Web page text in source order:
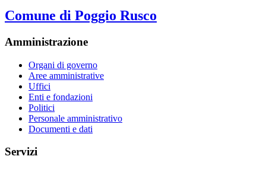
Comune di Poggio Rusco
Amministrazione
Organi di governo
Aree amministrative
Uffici
Enti e fondazioni
Politici
Personale amministrativo
Documenti e dati
Servizi